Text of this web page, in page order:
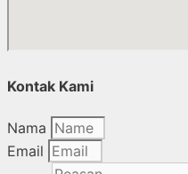
Kontak Kami
Nama
Email